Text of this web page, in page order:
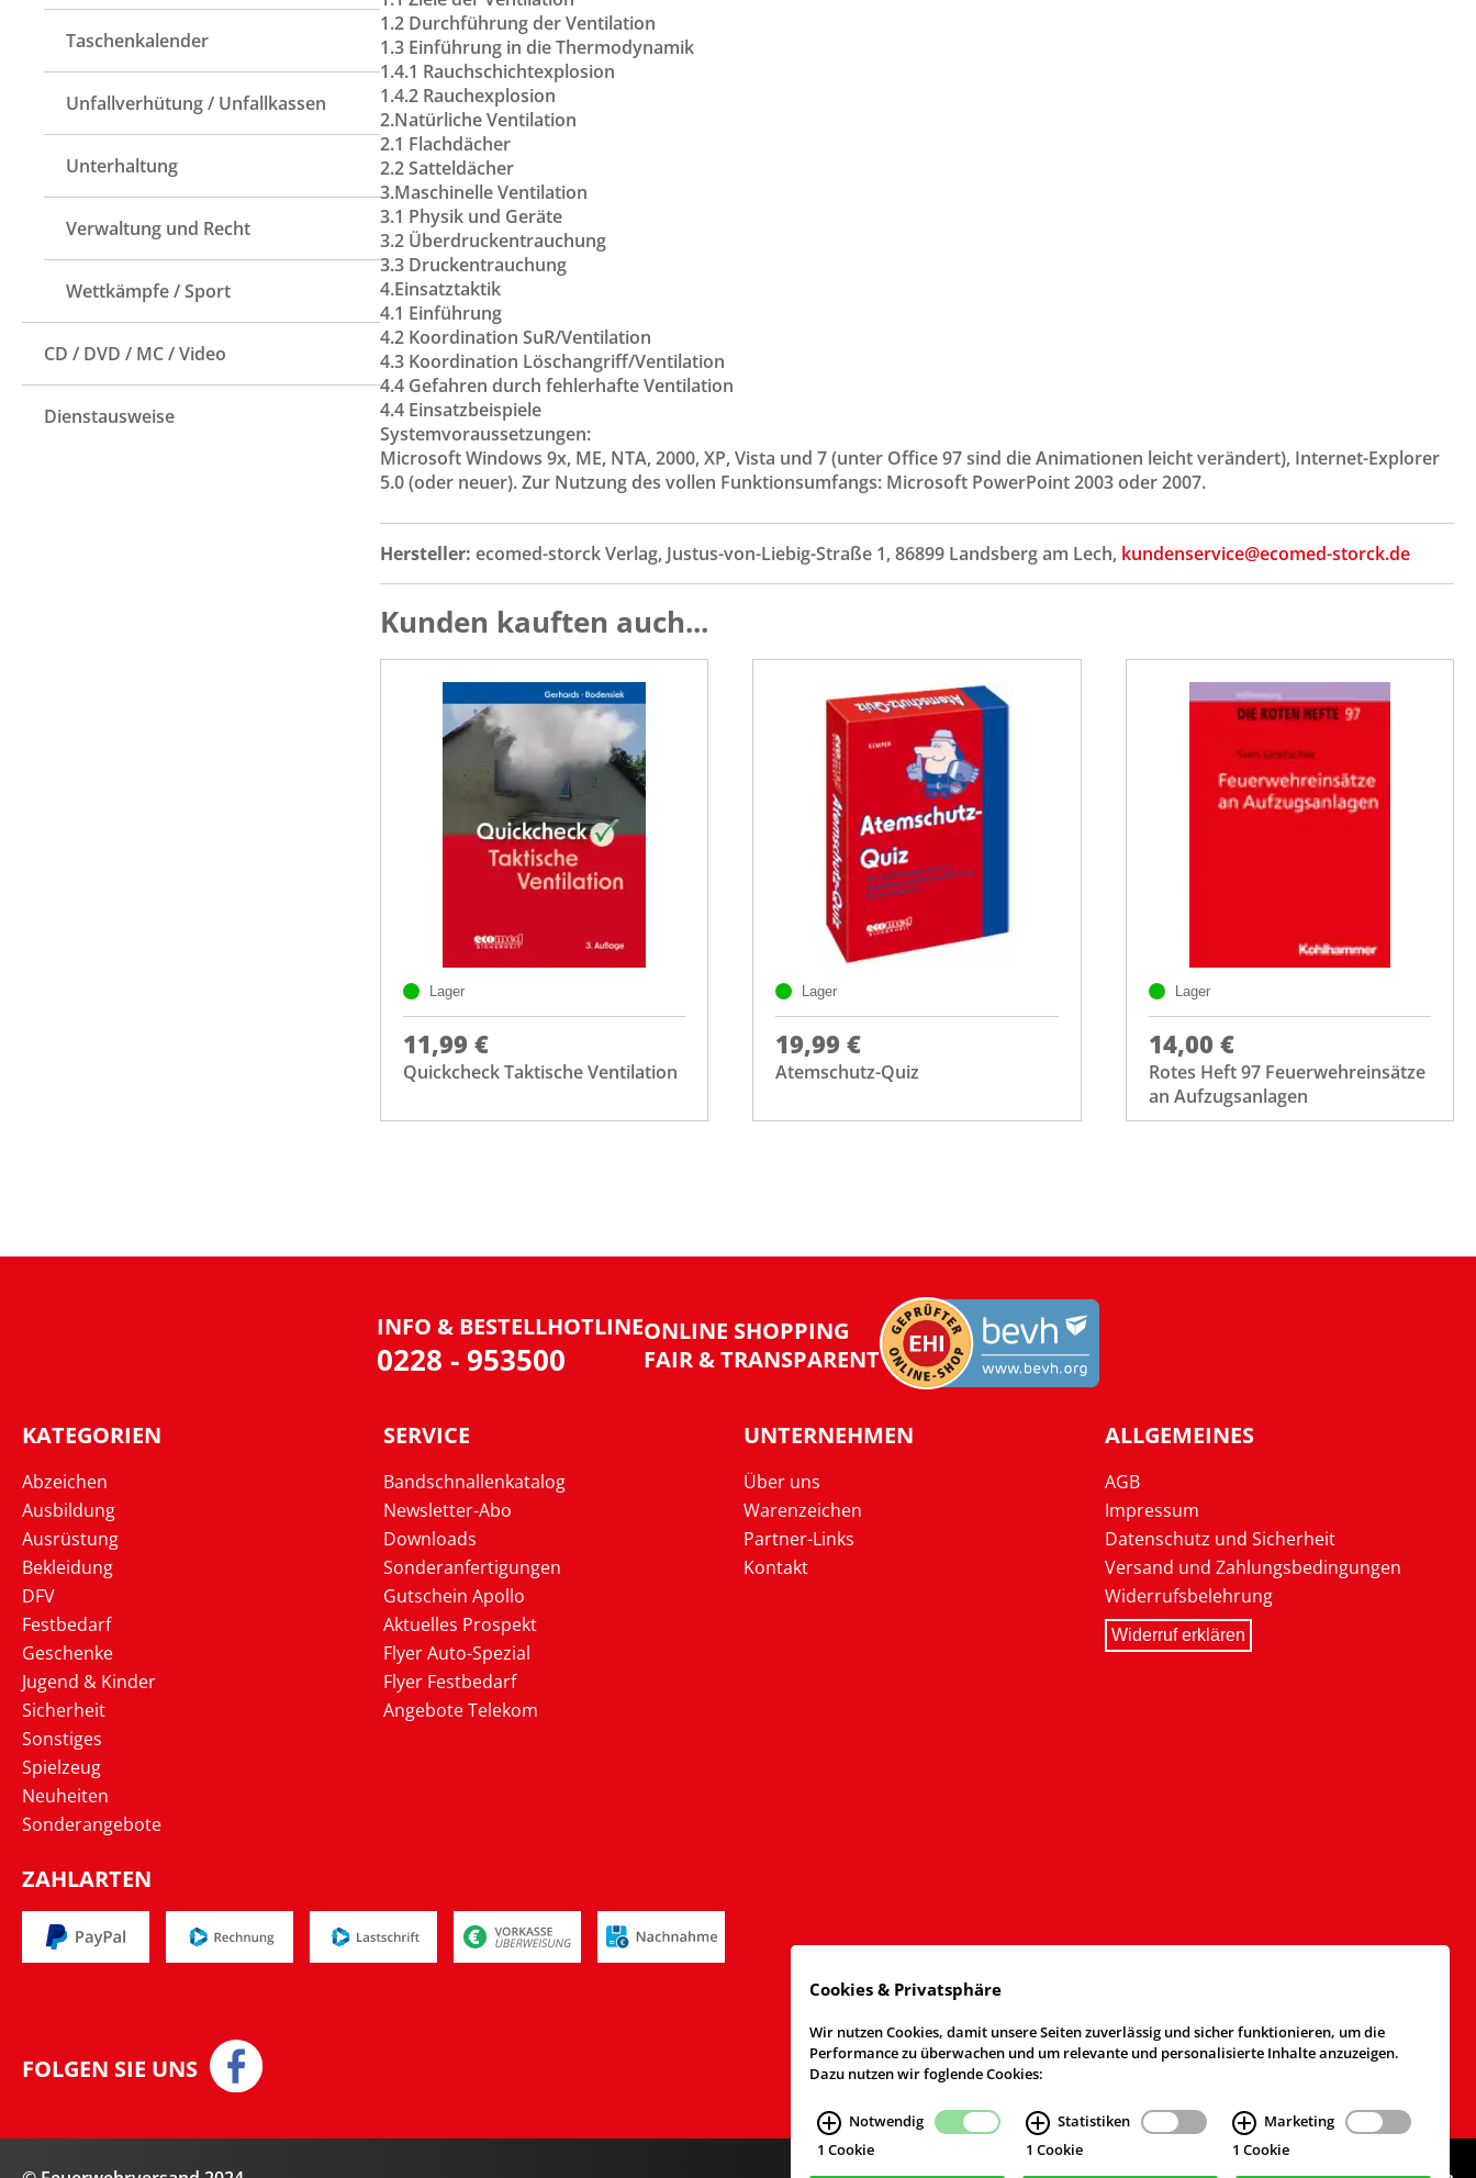
Taschenkalender
Unfallverhütung / Unfallkassen
Unterhaltung
Verwaltung und Recht
Wettkämpfe / Sport
CD / DVD / MC / Video
Dienstausweise
1.2 Durchführung der Ventilation
1.3 Einführung in die Thermodynamik
1.4.1 Rauchschichtexplosion
1.4.2 Rauchexplosion
2.Natürliche Ventilation
2.1 Flachdächer
2.2 Satteldächer
3.Maschinelle Ventilation
3.1 Physik und Geräte
3.2 Überdruckentrauchung
3.3 Druckentrauchung
4.Einsatztaktik
4.1 Einführung
4.2 Koordination SuR/Ventilation
4.3 Koordination Löschangriff/Ventilation
4.4 Gefahren durch fehlerhafte Ventilation
4.4 Einsatzbeispiele
Systemvoraussetzungen:
Microsoft Windows 9x, ME, NTA, 2000, XP, Vista und 7 (unter Office 97 sind die Animationen leicht verändert), Internet-Explorer
5.0 (oder neuer). Zur Nutzung des vollen Funktionsumfangs: Microsoft PowerPoint 2003 oder 2007.
Hersteller: ecomed-storck Verlag, Justus-von-Liebig-Straße 1, 86899 Landsberg am Lech, kundenservice@ecomed-storck.de
Kunden kauften auch...
Lager
11,99 €
Quickcheck Taktische Ventilation
Lager
19,99 €
Atemschutz-Quiz
Lager
14,00 €
Rotes Heft 97 Feuerwehreinsätze
an Aufzugsanlagen
INFO & BESTELLHOTLINE
0228 - 953500
ONLINE SHOPPING
FAIR & TRANSPARENT
KATEGORIEN
Abzeichen
Ausbildung
Ausrüstung
Bekleidung
DFV
Festbedarf
Geschenke
Jugend & Kinder
Sicherheit
Sonstiges
Spielzeug
Neuheiten
Sonderangebote
SERVICE
Bandschnallenkatalog
Newsletter-Abo
Downloads
Sonderanfertigungen
Gutschein Apollo
Aktuelles Prospekt
Flyer Auto-Spezial
Flyer Festbedarf
Angebote Telekom
UNTERNEHMEN
Über uns
Warenzeichen
Partner-Links
Kontakt
ALLGEMEINES
AGB
Impressum
Datenschutz und Sicherheit
Versand und Zahlungsbedingungen
Widerrufsbelehrung
Widerruf erklären
ZAHLARTEN
FOLGEN SIE UNS
Cookies & Privatsphäre
Wir nutzen Cookies, damit unsere Seiten zuverlässig und sicher funktionieren, um die
Performance zu überwachen und um relevante und personalisierte Inhalte anzuzeigen.
Dazu nutzen wir foglende Cookies:
Notwendig
1 Cookie
Statistiken
1 Cookie
Marketing
1 Cookie